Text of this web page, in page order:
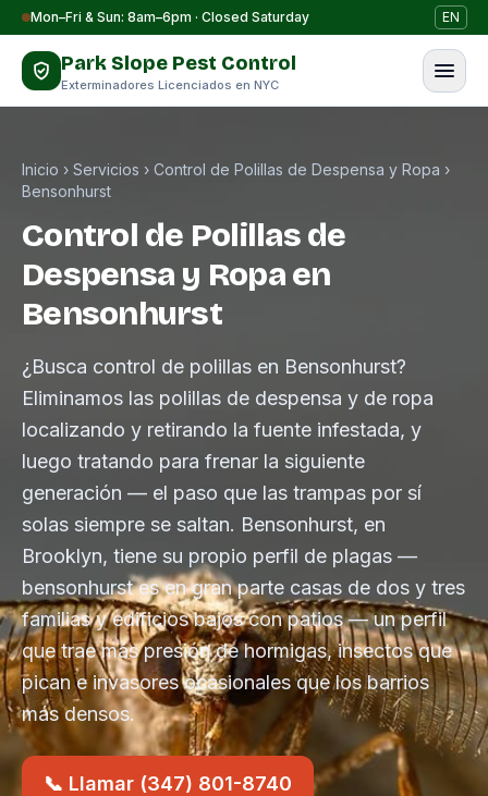
Saltar al contenido
Mon–Fri & Sun: 8am–6pm · Closed Saturday EN
Park Slope Pest Control
Exterminadores Licenciados en NYC
Inicio › Servicios › Control de Polillas de Despensa y Ropa ›
Bensonhurst
Control de Polillas de
Despensa y Ropa en
Bensonhurst
¿Busca control de polillas en Bensonhurst?
Eliminamos las polillas de despensa y de ropa
localizando y retirando la fuente infestada, y
luego tratando para frenar la siguiente
generación — el paso que las trampas por sí
solas siempre se saltan. Bensonhurst, en
Brooklyn, tiene su propio perfil de plagas —
bensonhurst es en gran parte casas de dos y tres
familias y edificios bajos con patios — un perfil
que trae más presión de hormigas, insectos que
pican e invasores ocasionales que los barrios
más densos.
📞 Llamar (347) 801-8740